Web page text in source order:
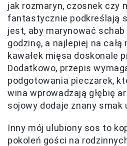
jak rozmaryn, czosnek czy
fantastycznie podkreślają
jest, aby marynować
godzinę, a najlepiej na całą
kawałek mięsa doskonale
Dodatkowo, przepis
podgotowania pieczarek,
wina wprowadzają głębię
sojowy dodaje znany smak
Inny mój ulubiony sos to
pokoleń gości na